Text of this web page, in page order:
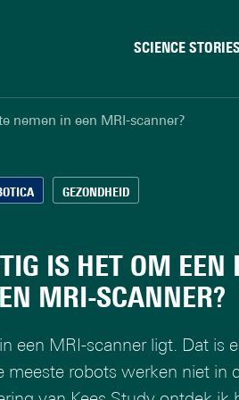
SCIENCE STORIES
Chiptechnologie
Data & AI
Gezondheid
Robotica
Veiligheid
nemen in een MRI-scanner?
GEZONDHEID
IS HET OM EEN
MRI-SCANNER?
een MRI-scanner ligt. Dat is
meeste robots werken niet in